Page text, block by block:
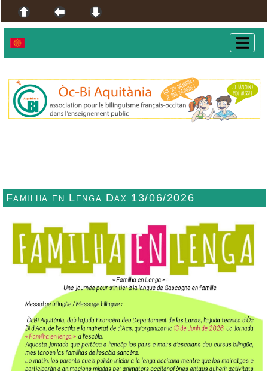
Familha en Lenga Dax 13/06/2026